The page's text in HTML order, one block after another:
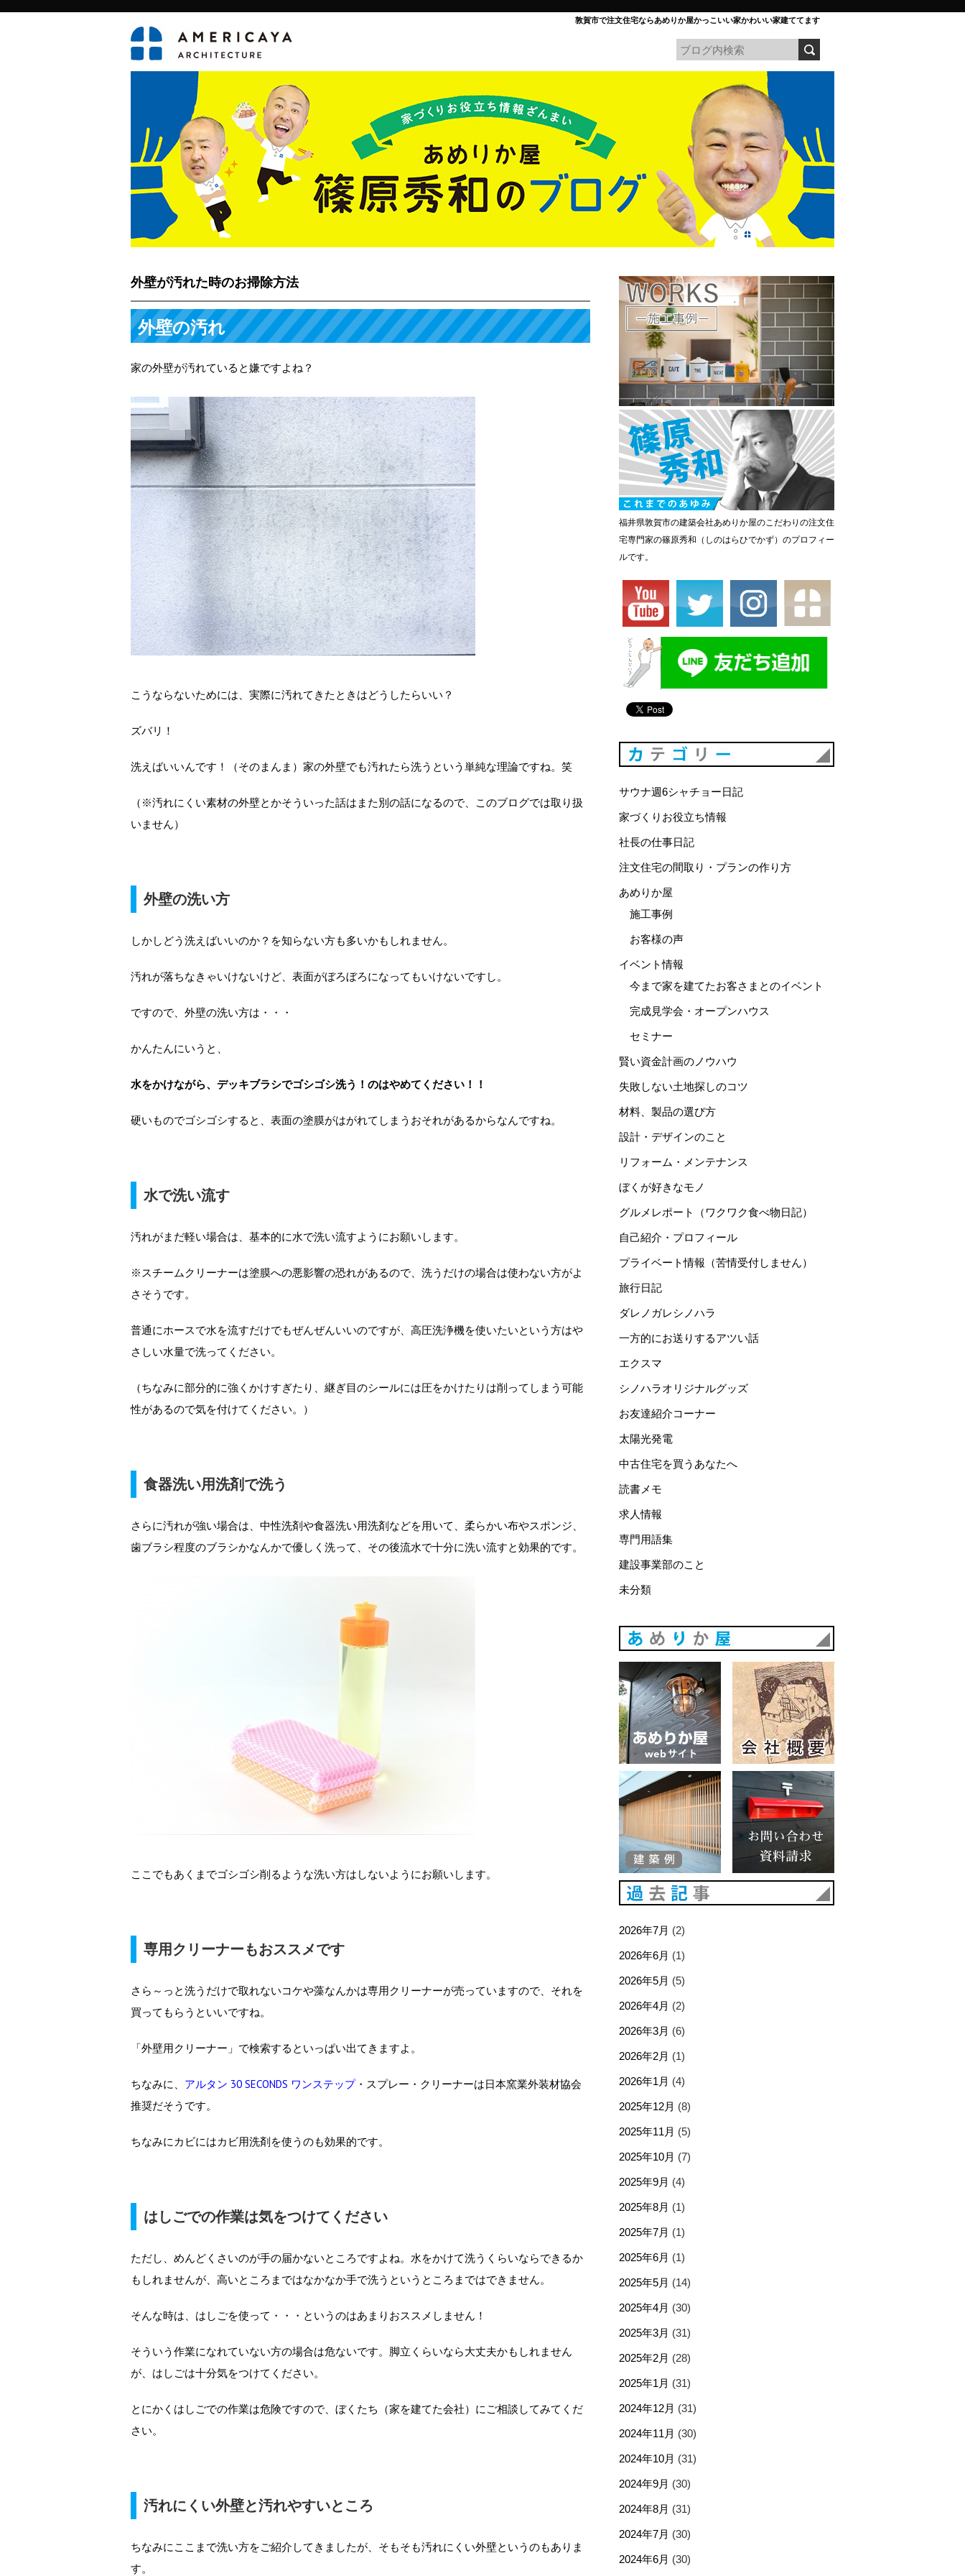
敦賀市で注文住宅ならあめりか屋かっこいい家かわいい家建ててます
外壁が汚れた時のお掃除方法
外壁の汚れ
家の外壁が汚れていると嫌ですよね？
こうならないためには、実際に汚れてきたときはどうしたらいい？
ズバリ！
洗えばいいんです！（そのまんま）家の外壁でも汚れたら洗うという単純な理論ですね。笑
（※汚れにくい素材の外壁とかそういった話はまた別の話になるので、このブログでは取り扱
いません）
外壁の洗い方
しかしどう洗えばいいのか？を知らない方も多いかもしれません。
汚れが落ちなきゃいけないけど、表面がぼろぼろになってもいけないですし。
ですので、外壁の洗い方は・・・
かんたんにいうと、
水をかけながら、デッキブラシでゴシゴシ洗う！のはやめてください！！
硬いものでゴシゴシすると、表面の塗膜がはがれてしまうおそれがあるからなんですね。
水で洗い流す
汚れがまだ軽い場合は、基本的に水で洗い流すようにお願いします。
※スチームクリーナーは塗膜への悪影響の恐れがあるので、洗うだけの場合は使わない方がよ
さそうです。
普通にホースで水を流すだけでもぜんぜんいいのですが、高圧洗浄機を使いたいという方はや
さしい水量で洗ってください。
（ちなみに部分的に強くかけすぎたり、継ぎ目のシールには圧をかけたりは削ってしまう可能
性があるので気を付けてください。）
食器洗い用洗剤で洗う
さらに汚れが強い場合は、中性洗剤や食器洗い用洗剤などを用いて、柔らかい布やスポンジ、
歯ブラシ程度のブラシかなんかで優しく洗って、その後流水で十分に洗い流すと効果的です。
ここでもあくまでゴシゴシ削るような洗い方はしないようにお願いします。
専用クリーナーもおススメです
さら～っと洗うだけで取れないコケや藻なんかは専用クリーナーが売っていますので、それを
買ってもらうといいですね。
「外壁用クリーナー」で検索するといっぱい出てきますよ。
ちなみに、 アルタン 30 SECONDS ワンステップ・スプレー・クリーナーは日本窯業外装材協会
推奨だそうです。
ちなみにカビにはカビ用洗剤を使うのも効果的です。
はしごでの作業は気をつけてください
ただし、めんどくさいのが手の届かないところですよね。水をかけて洗うくらいならできるか
もしれませんが、高いところまではなかなか手で洗うというところまではできません。
そんな時は、はしごを使って・・・というのはあまりおススメしません！
そういう作業になれていない方の場合は危ないです。脚立くらいなら大丈夫かもしれません
が、はしごは十分気をつけてください。
とにかくはしごでの作業は危険ですので、ぼくたち（家を建てた会社）にご相談してみてくだ
さい。
汚れにくい外壁と汚れやすいところ
ちなみにここまで洗い方をご紹介してきましたが、そもそも汚れにくい外壁というのもありま
す。
福井県敦賀市の建築会社あめりか屋のこだわりの注文住
宅専門家の篠原秀和（しのはらひでかず）のプロフィー
ルです。
サウナ週6シャチョー日記
家づくりお役立ち情報
社長の仕事日記
注文住宅の間取り・プランの作り方
あめりか屋
施工事例
お客様の声
イベント情報
今まで家を建てたお客さまとのイベント
完成見学会・オープンハウス
セミナー
賢い資金計画のノウハウ
失敗しない土地探しのコツ
材料、製品の選び方
設計・デザインのこと
リフォーム・メンテナンス
ぼくが好きなモノ
グルメレポート（ワクワク食べ物日記）
自己紹介・プロフィール
プライベート情報（苦情受付しません）
旅行日記
ダレノガレシノハラ
一方的にお送りするアツい話
エクスマ
シノハラオリジナルグッズ
お友達紹介コーナー
太陽光発電
中古住宅を買うあなたへ
読書メモ
求人情報
専門用語集
建設事業部のこと
未分類
あめりか屋WEBサイト
2026年7月 (2)
2026年6月 (1)
2026年5月 (5)
2026年4月 (2)
2026年3月 (6)
2026年2月 (1)
2026年1月 (4)
2025年12月 (8)
2025年11月 (5)
2025年10月 (7)
2025年9月 (4)
2025年8月 (1)
2025年7月 (1)
2025年6月 (1)
2025年5月 (14)
2025年4月 (30)
2025年3月 (31)
2025年2月 (28)
2025年1月 (31)
2024年12月 (31)
2024年11月 (30)
2024年10月 (31)
2024年9月 (30)
2024年8月 (31)
2024年7月 (30)
2024年6月 (30)